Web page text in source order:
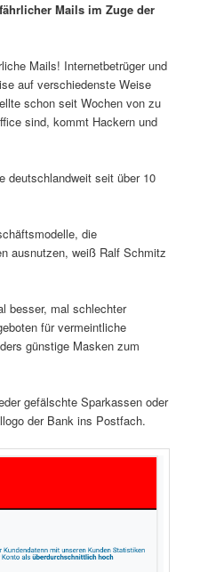
Mails im Zuge der
Mails! Internetbetrüger und
auf verschiedenste Weise
schon seit Wochen von zu
sind, kommt Hackern und
deutschlandweit seit über 10
die
ausnutzen, weiß Ralf Schmitz
besser, mal schlechter
für vermeintliche
günstige Masken zum
gefälschte Sparkassen oder
der Bank ins Postfach.